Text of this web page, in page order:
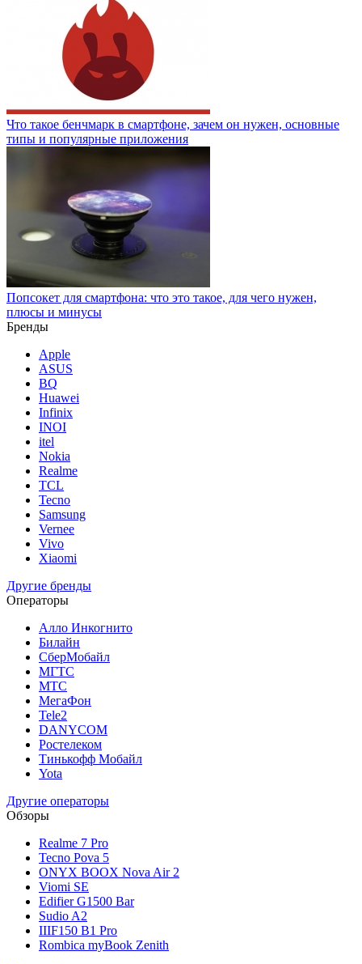
Что такое бенчмарк в смартфоне, зачем он нужен, основные
типы и популярные приложения
Попсокет для смартфона: что это такое, для чего нужен,
плюсы и минусы
Бренды
Apple
ASUS
BQ
Huawei
Infinix
INOI
itel
Nokia
Realme
TCL
Tecno
Samsung
Vernee
Vivo
Xiaomi
Другие бренды
Операторы
Алло Инкогнито
Билайн
СберМобайл
МГТС
МТС
МегаФон
Tele2
DANYCOM
Ростелеком
Тинькофф Мобайл
Yota
Другие операторы
Обзоры
Realme 7 Pro
Tecno Pova 5
ONYX BOOX Nova Air 2
Viomi SE
Edifier G1500 Bar
Sudio A2
IIIF150 B1 Pro
Rombica myBook Zenith